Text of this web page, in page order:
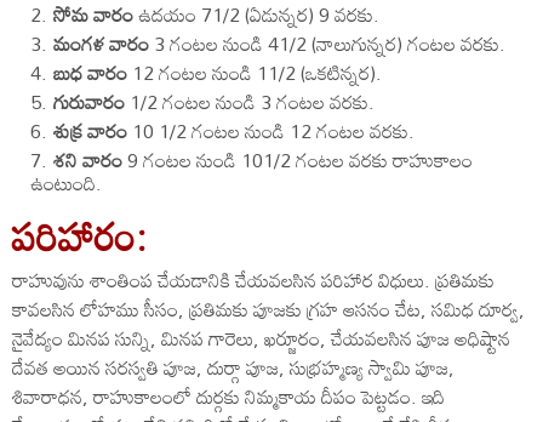
సోమ వారంఉదయం 71/2 (ఏడున్నర) 9 వరకు.
మంగళ వారం3 గంటల నుండి 41/2 (నాలుగున్నర) గంటల వరకు.
బుధ వారం12 గంటల నుండి 11/2 (ఒకటిన్నర).
గురువారం1/2 గంటల నుండి 3 గంటల వరకు.
శుక్ర వారం10 1/2 గంటల నుండి 12 గంటల వరకు.
శని వారం9 గంటల నుండి 101/2 గంటల వరకు రాహుకాలం
ఉంటుంది.
పరిహారం:
రాహువును శాంతింప చేయడానికి చేయవలసిన పరిహార విధులు. ప్రతిమకు
కావలసిన లోహము సీసం, ప్రతిమకు పూజకు గ్రహ ఆసనం చేట, సమిధ దూర్వ,
నైవేద్యం మినప సున్ని, మినప గారెలు, ఖర్జూరం, చేయవలసిన పూజ అధిష్టాన
దేవత అయిన సరస్వతి పూజ, దుర్గా పూజ, సుభ్రహ్మణ్య స్వామి పూజ,
శివారాధన, రాహుకాలంలో దుర్గకు నిమ్మకాయ దీపం పెట్టడం. ఇది